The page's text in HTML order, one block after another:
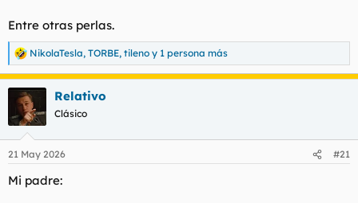
Entre otras perlas.
R
e
a
c
i
e
:
NikolaTesla, TORBE, tileno y 1 persona más
Relativo
Clásico
21 May 2026 #21
Mi padre: